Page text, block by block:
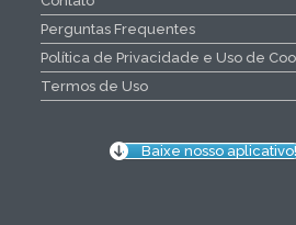
Perguntas Frequentes
Política de Privacidade e Uso de
Termos de Uso
Baixe nosso